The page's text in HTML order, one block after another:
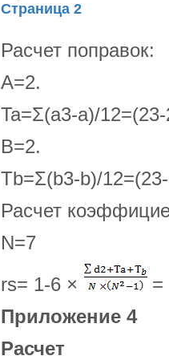
Страница 2
Расчет поправок:
A=2.
Ta=Σ(a3-a)/
B=2.
Tb=Σ(b3-b)/
Расчет
N=7
rs= 1-6 ×
=
Приложение 4
Расчет